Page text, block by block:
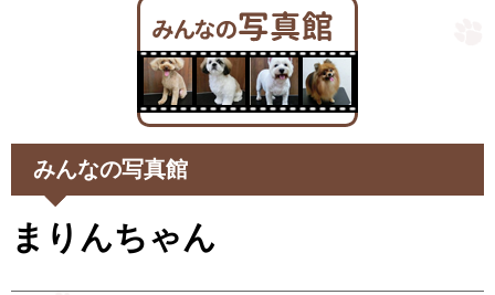
みんなの写真館
まりんちゃん